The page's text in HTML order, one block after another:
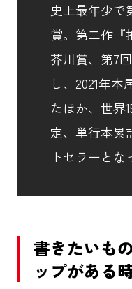
史上最年少で
賞。第二作『
芥川賞、第7
し、2021年
たほか、世界
定、単行本累
トセラーとな
書きたいも
ップがある